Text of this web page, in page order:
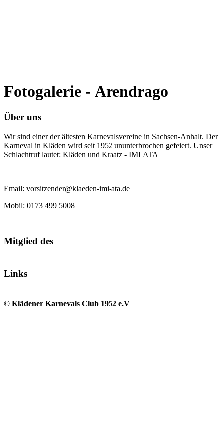
Fotogalerie - Arendrago
Über uns
Wir sind einer der ältesten Karnevalsvereine in Sachsen-Anhalt. Der
Karneval in Kläden wird seit 1952 ununterbrochen gefeiert. Unser
Schlachtruf lautet: Kläden und Kraatz - IMI ATA
Email: vorsitzender@klaeden-imi-ata.de
Mobil: 0173 499 5008
Mitglied des
Links
© Klädener Karnevals Club 1952 e.V